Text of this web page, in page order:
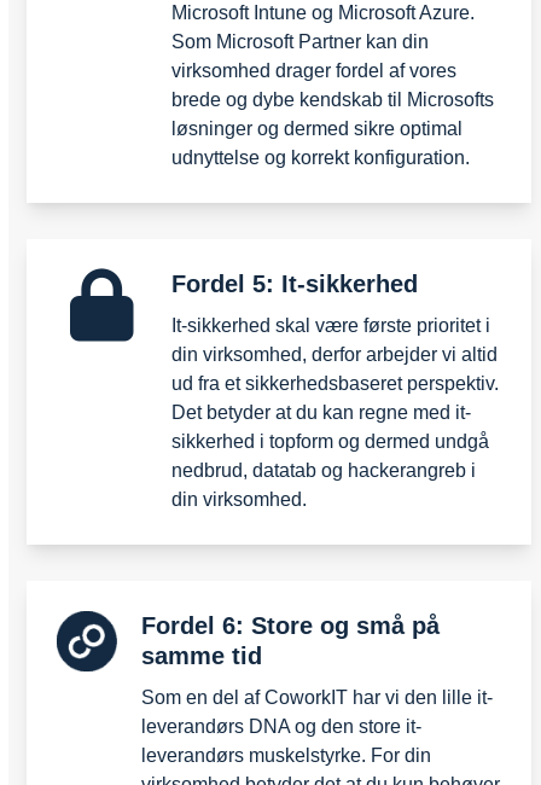
Microsoft Intune og Microsoft Azure.
Som Microsoft Partner kan din
virksomhed drager fordel af vores
brede og dybe kendskab til Microsofts
løsninger og dermed sikre optimal
udnyttelse og korrekt konfiguration.
Fordel 5: It-sikkerhed
It-sikkerhed skal være første prioritet i
din virksomhed, derfor arbejder vi altid
ud fra et sikkerhedsbaseret perspektiv.
Det betyder at du kan regne med it-
sikkerhed i topform og dermed undgå
nedbrud, datatab og hackerangreb i
din virksomhed.
Fordel 6: Store og små på
samme tid
Som en del af CoworkIT har vi den lille it-
leverandørs DNA og den store it-
leverandørs muskelstyrke. For din